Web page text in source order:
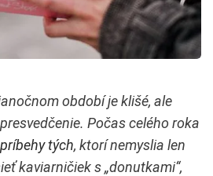
období je klišé, ale
Počas celého roka
príbehy tých, ktorí nemyslia len
kaviarničiek s „donutkami“,